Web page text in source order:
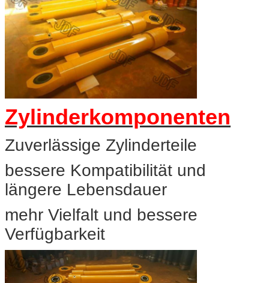
Zylinderkomponenten
Zuverlässige Zylinderteile
bessere Kompatibilität und
längere Lebensdauer
mehr Vielfalt und bessere
Verfügbarkeit